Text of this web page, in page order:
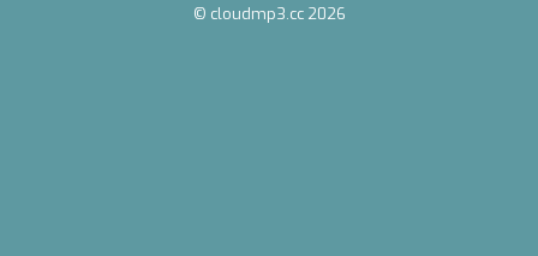
© cloudmp3.cc 2026